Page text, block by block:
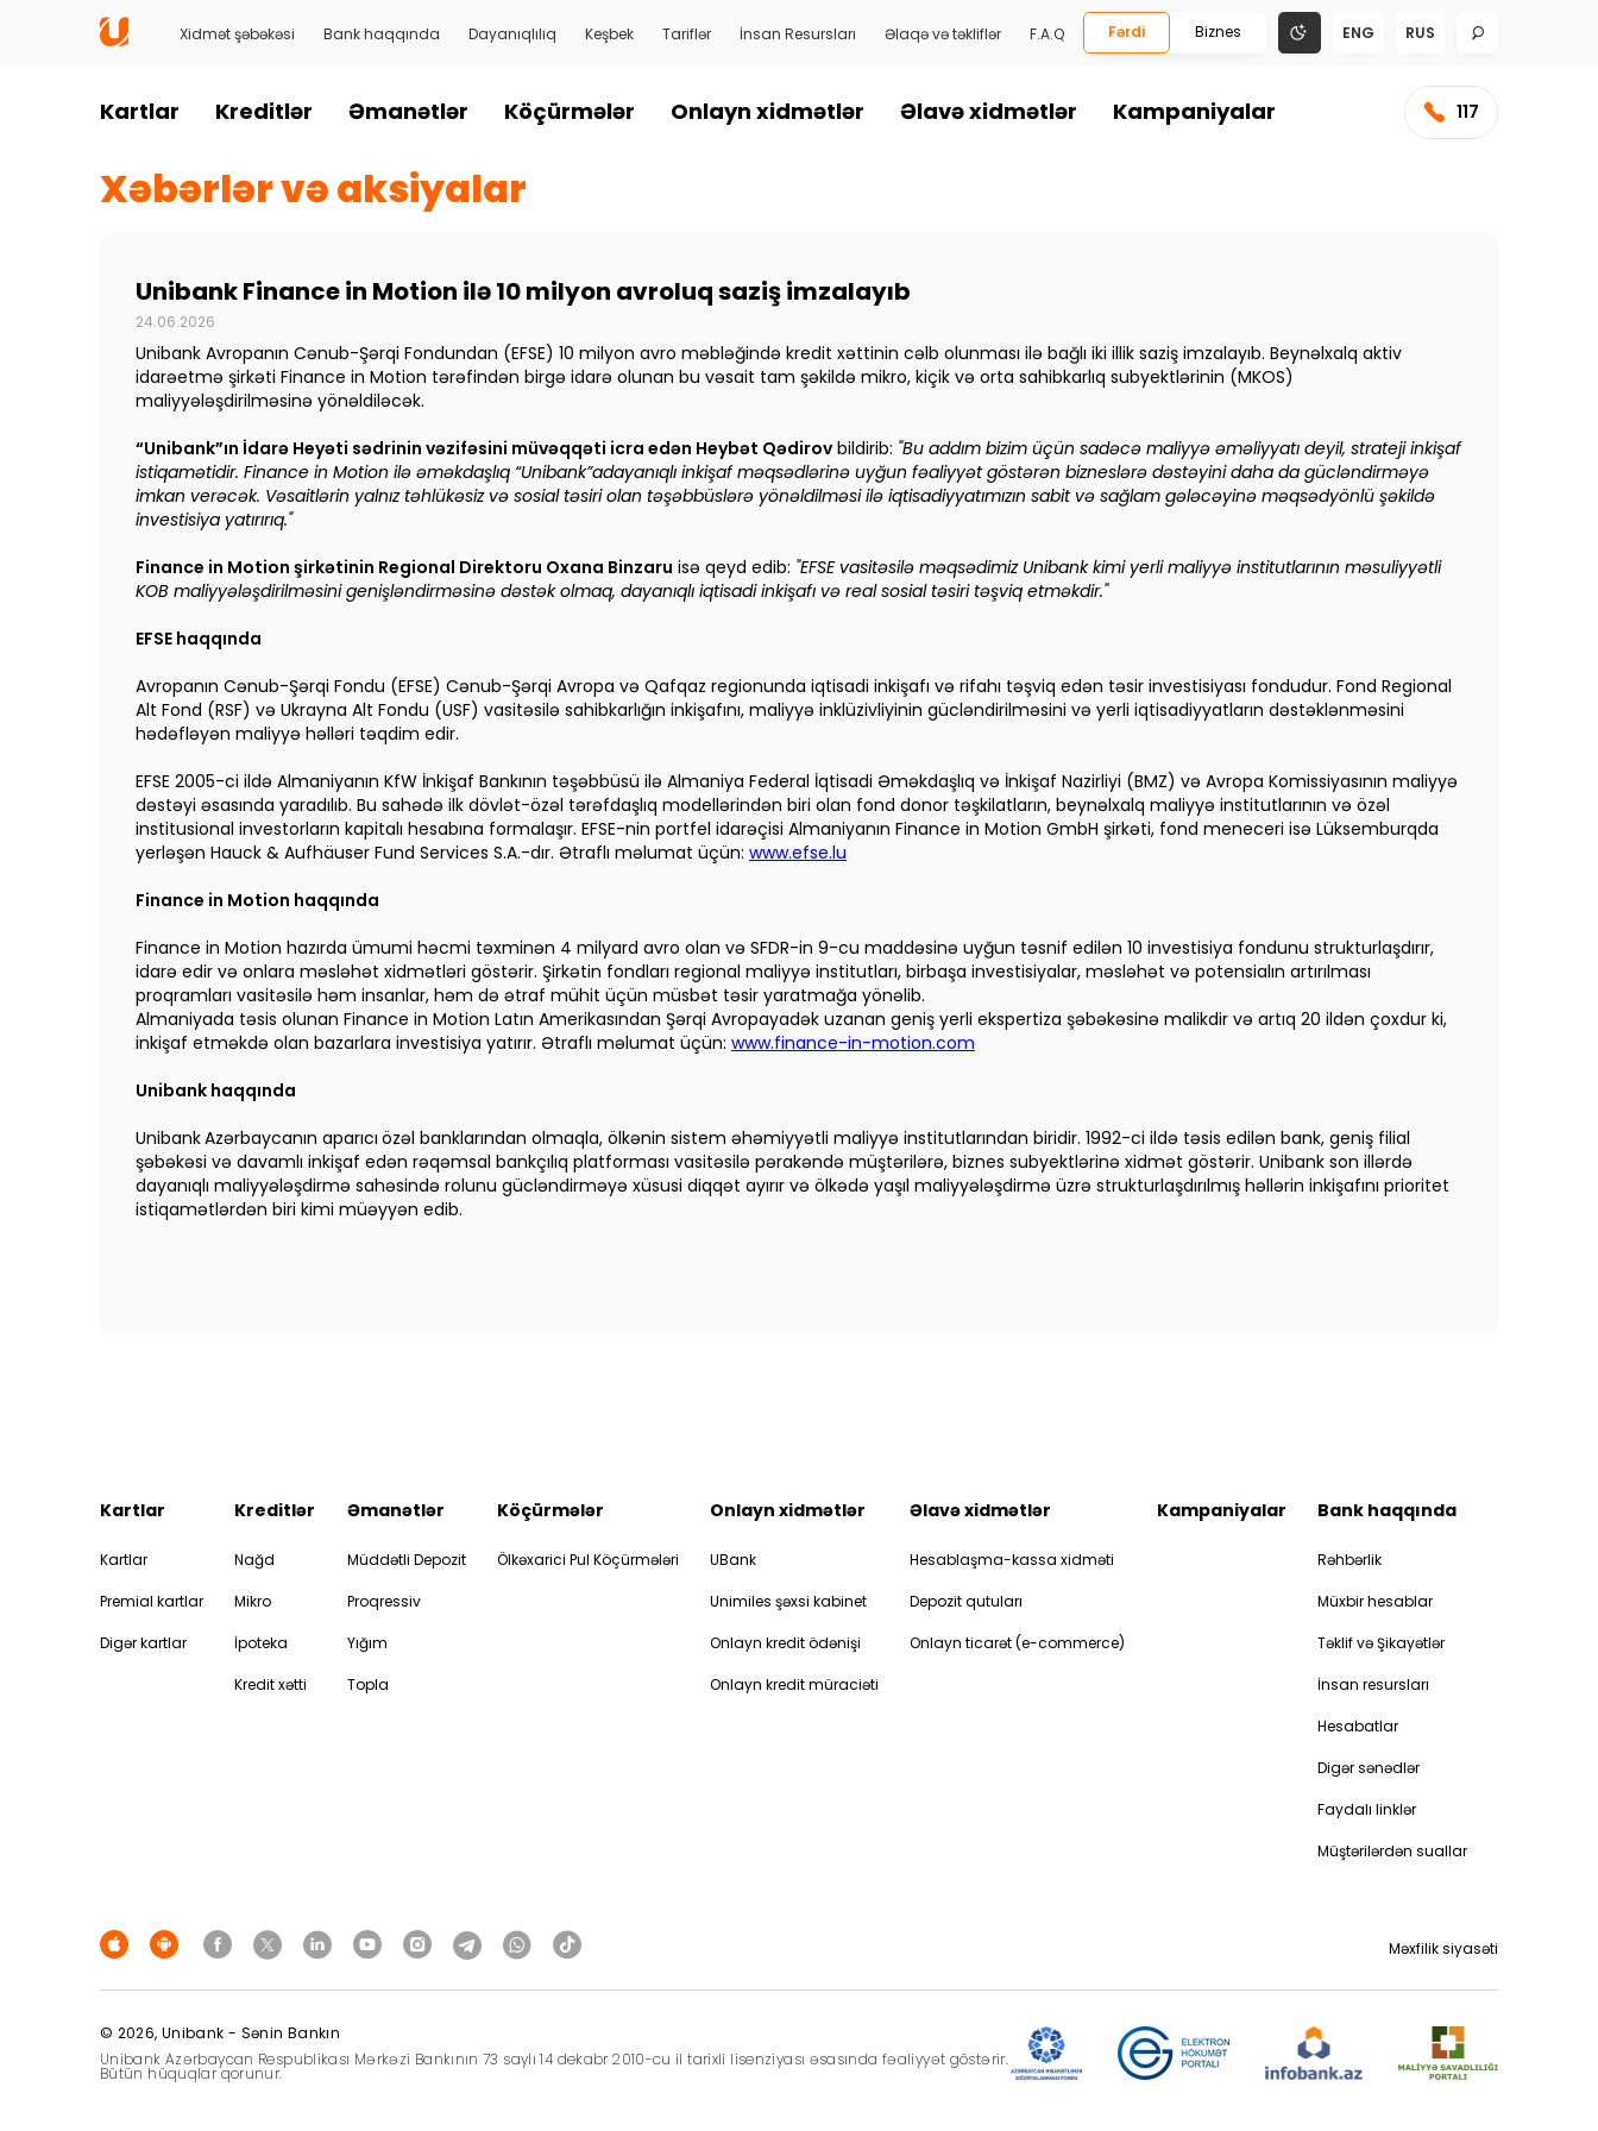
Xidmət şəbəkəsi Bank haqqında Dayanıqlılıq Keşbek Tariflər İnsan Resursları Əlaqə və təkliflər F.A.Q Fərdi Biznes ENG RUS
Kartlar Kreditlər Əmanətlər Köçürmələr Onlayn xidmətlər Əlavə xidmətlər Kampaniyalar 117
Xəbərlər və aksiyalar
Unibank Finance in Motion ilə 10 milyon avroluq saziş imzalayıb
24.06.2026
Unibank Avropanın Cənub-Şərqi Fondundan (EFSE) 10 milyon avro məbləğində kredit xəttinin cəlb olunması ilə bağlı iki illik saziş imzalayıb. Beynəlxalq aktiv
idarəetmə şirkəti Finance in Motion tərəfindən birgə idarə olunan bu vəsait tam şəkildə mikro, kiçik və orta sahibkarlıq subyektlərinin (MKOS)
maliyyələşdirilməsinə yönəldiləcək.
“Unibank”ın İdarə Heyəti sədrinin vəzifəsini müvəqqəti icra edən Heybət Qədirov bildirib: "Bu addım bizim üçün sadəcə maliyyə əməliyyatı deyil, strateji inkişaf
istiqamətidir. Finance in Motion ilə əməkdaşlıq “Unibank”adayanıqlı inkişaf məqsədlərinə uyğun fəaliyyət göstərən bizneslərə dəstəyini daha da gücləndirməyə
imkan verəcək. Vəsaitlərin yalnız təhlükəsiz və sosial təsiri olan təşəbbüslərə yönəldilməsi ilə iqtisadiyyatımızın sabit və sağlam gələcəyinə məqsədyönlü şəkildə
investisiya yatırırıq."
Finance in Motion şirkətinin Regional Direktoru Oxana Binzaru isə qeyd edib: "EFSE vasitəsilə məqsədimiz Unibank kimi yerli maliyyə institutlarının məsuliyyətli
KOB maliyyələşdirilməsini genişləndirməsinə dəstək olmaq, dayanıqlı iqtisadi inkişafı və real sosial təsiri təşviq etməkdir."
EFSE haqqında
Avropanın Cənub-Şərqi Fondu (EFSE) Cənub-Şərqi Avropa və Qafqaz regionunda iqtisadi inkişafı və rifahı təşviq edən təsir investisiyası fondudur. Fond Regional
Alt Fond (RSF) və Ukrayna Alt Fondu (USF) vasitəsilə sahibkarlığın inkişafını, maliyyə inklüzivliyinin gücləndirilməsini və yerli iqtisadiyyatların dəstəklənməsini
hədəfləyən maliyyə həlləri təqdim edir.
EFSE 2005-ci ildə Almaniyanın KfW İnkişaf Bankının təşəbbüsü ilə Almaniya Federal İqtisadi Əməkdaşlıq və İnkişaf Nazirliyi (BMZ) və Avropa Komissiyasının maliyyə
dəstəyi əsasında yaradılıb. Bu sahədə ilk dövlət-özəl tərəfdaşlıq modellərindən biri olan fond donor təşkilatların, beynəlxalq maliyyə institutlarının və özəl
institusional investorların kapitalı hesabına formalaşır. EFSE-nin portfel idarəçisi Almaniyanın Finance in Motion GmbH şirkəti, fond meneceri isə Lüksemburqda
yerləşən Hauck & Aufhäuser Fund Services S.A.-dır. Ətraflı məlumat üçün: www.efse.lu
Finance in Motion haqqında
Finance in Motion hazırda ümumi həcmi təxminən 4 milyard avro olan və SFDR-in 9-cu maddəsinə uyğun təsnif edilən 10 investisiya fondunu strukturlaşdırır,
idarə edir və onlara məsləhət xidmətləri göstərir. Şirkətin fondları regional maliyyə institutları, birbaşa investisiyalar, məsləhət və potensialın artırılması
proqramları vasitəsilə həm insanlar, həm də ətraf mühit üçün müsbət təsir yaratmağa yönəlib.
Almaniyada təsis olunan Finance in Motion Latın Amerikasından Şərqi Avropayadək uzanan geniş yerli ekspertiza şəbəkəsinə malikdir və artıq 20 ildən çoxdur ki,
inkişaf etməkdə olan bazarlara investisiya yatırır. Ətraflı məlumat üçün: www.finance-in-motion.com
Unibank haqqında
UnibankAzərbaycanın aparıcı özəl banklarından olmaqla, ölkənin sistem əhəmiyyətli maliyyə institutlarından biridir. 1992-ci ildə təsis edilən bank, geniş filial
şəbəkəsi və davamlı inkişaf edən rəqəmsal bankçılıq platforması vasitəsilə pərakəndə müştərilərə, biznes subyektlərinə xidmət göstərir. Unibank son illərdə
dayanıqlı maliyyələşdirmə sahəsində rolunu gücləndirməyə xüsusi diqqət ayırır və ölkədə yaşıl maliyyələşdirmə üzrə strukturlaşdırılmış həllərin inkişafını prioritet
istiqamətlərdən biri kimi müəyyən edib.
Kartlar
Kartlar
Premial kartlar
Digər kartlar
Kreditlər
Nağd
Mikro
İpoteka
Kredit xətti
Əmanətlər
Müddətli Depozit
Proqressiv
Yığım
Topla
Köçürmələr
Ölkəxarici Pul Köçürmələri
Onlayn xidmətlər
UBank
Unimiles şəxsi kabinet
Onlayn kredit ödənişi
Onlayn kredit müraciəti
Əlavə xidmətlər
Hesablaşma-kassa xidməti
Depozit qutuları
Onlayn ticarət (e-commerce)
Kampaniyalar Bank haqqında
Rəhbərlik
Müxbir hesablar
Təklif və Şikayətlər
İnsan resursları
Hesabatlar
Digər sənədlər
Faydalı linklər
Müştərilərdən suallar
Məxfilik siyasəti
© 2026, Unibank - Sənin Bankın
Unibank Azərbaycan Respublikası Mərkəzi Bankının 73 saylı 14 dekabr 2010-cu il tarixli lisenziyası əsasında fəaliyyət göstərir.
Bütün hüquqlar qorunur.